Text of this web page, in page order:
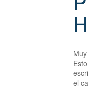
el